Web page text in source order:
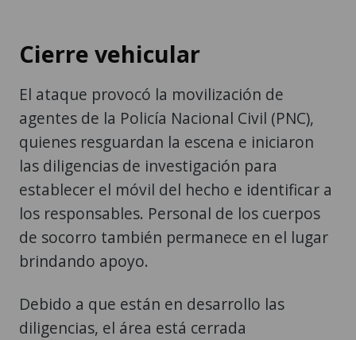
Cierre vehicular
El ataque provocó la movilización de
agentes de la Policía Nacional Civil (PNC),
quienes resguardan la escena e iniciaron
las diligencias de investigación para
establecer el móvil del hecho e identificar a
los responsables. Personal de los cuerpos
de socorro también permanece en el lugar
brindando apoyo.
Debido a que están en desarrollo las
diligencias, el área está cerrada